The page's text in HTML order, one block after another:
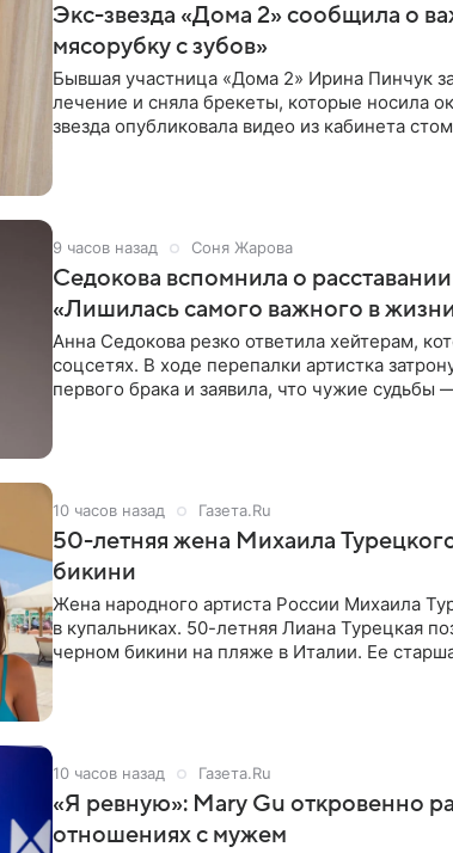
Экс-звезда «Дома 2» сообщила о
мясорубку с зубов»
Бывшая участница «Дома 2» Ирина Пинчук
лечение и сняла брекеты, которые носила
звезда опубликовала видео из кабинета
9 часов назад Соня Жарова
Седокова вспомнила о
«Лишилась самого важного в
Анна Седокова резко ответила хейтерам,
соцсетях. В ходе перепалки артистка
первого брака и заявила, что чужие судьбы
10 часов назад Газета.Ru
50-летняя жена Михаила
бикини
Жена народного артиста России Михаила
в купальниках. 50-летняя Лиана Турецкая
черном бикини на пляже в Италии. Ее
10 часов назад Газета.Ru
«Я ревную»: Mary Gu откровенно
отношениях с мужем